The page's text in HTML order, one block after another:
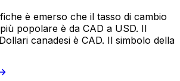
è emerso che il tasso di cambio
popolare è da CAD a USD. Il
canadesi è CAD. Il simbolo della